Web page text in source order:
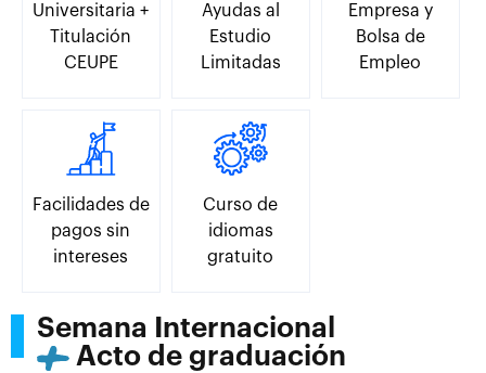
Universitaria +
Titulación
CEUPE
Ayudas al
Estudio
Limitadas
Empresa y
Bolsa de
Empleo
Facilidades de
pagos sin
intereses
Curso de
idiomas
gratuito
Semana Internacional
Acto de graduación